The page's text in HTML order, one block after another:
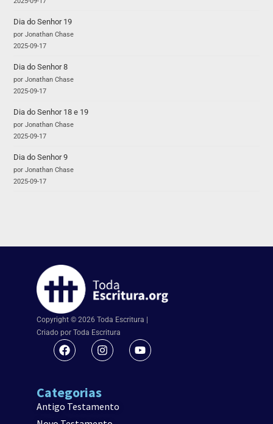
Dia do Senhor 19
por Jonathan Chase
2025-09-17
Dia do Senhor 8
por Jonathan Chase
2025-09-17
Dia do Senhor 18 e 19
por Jonathan Chase
2025-09-17
Dia do Senhor 9
por Jonathan Chase
2025-09-17
Copyright © 2026 Toda Escritura |
Criado por Toda Escritura
Categorias
Antigo Testamento